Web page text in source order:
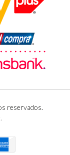
reservados.
.